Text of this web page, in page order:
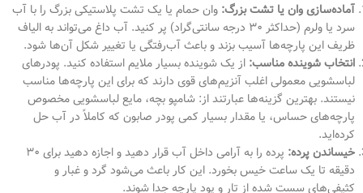
آماده‌سازی وان یا تشت بزرگ: وان حمام یا یک تشت پلاستیکی بزرگ را با آب
سرد یا ولرم (حداکثر ۳۰ درجه سانتی‌گراد) پر کنید. آب داغ می‌تواند به الیاف
ظریف این پارچه‌ها آسیب بزند و باعث آب‌رفتگی یا تغییر شکل آن‌ها شود.
انتخاب شوینده مناسب: از یک شوینده بسیار ملایم استفاده کنید. پودرهای
لباسشویی معمولی اغلب آنزیم‌های قوی دارند که برای این پارچه‌ها مناسب
نیستند. بهترین گزینه‌ها عبارتند از: شامپو بچه، مایع لباسشویی مخصوص
پارچه‌های حساس، یا مقدار بسیار کمی پودر صابون که کاملاً در آب حل
کرده‌اید.
خیساندن پرده:
پرده را به آرامی داخل آب قرار دهید و اجازه دهید برای ۳۰
دقیقه تا یک ساعت خیس بخورد. این کار باعث می‌شود گرد و غبار و
کثیفی‌های سست شده از تار و پود پارچه جدا شوند.